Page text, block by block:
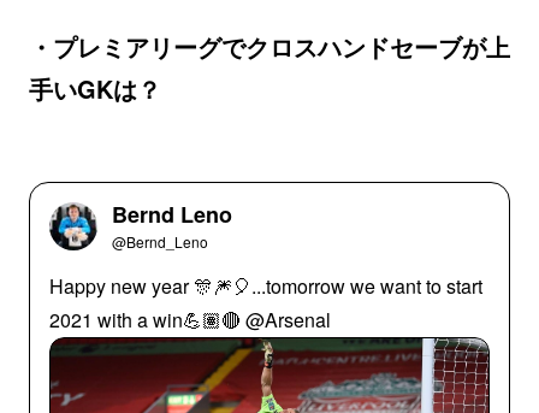
・プレミアリーグでクロスハンドセーブが上
手いGKは？
Bernd Leno
@Bernd_Leno
Happy new year 🎊🎆🎈...tomorrow we want to start
2021 with a win💪🏽🔴 @Arsenal